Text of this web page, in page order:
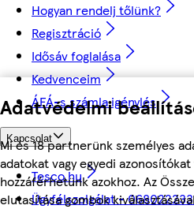
Adatvédelmi
Mi és 18 partnerünk személyes
adatokat vagy egyedi
hozzáférhetünk azokhoz. Az
elutasítása gombok
Hogyan rendelj tőlünk?
Regisztráció
Idősáv foglalása
Kedvenceim
ÁFÁ-s számla igénylés
Kapcsolat
Tesco.hu
Ügyfélszolgálat -